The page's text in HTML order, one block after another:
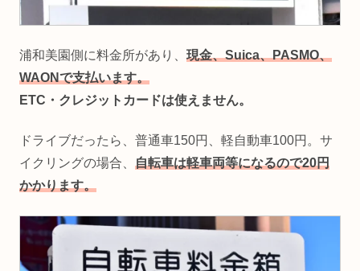
浦和美園側に料金所があり、 現金、Suica、PASMO、
WAONで支払います。
ETC・クレジットカードは使えません。
ドライブだったら、普通車150円、軽自動車100円。サ
イクリングの場合、 自転車は軽車両等になるので20円
かかります。